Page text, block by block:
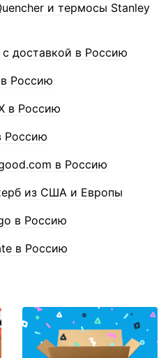
и термосы Stanley
доставкой в Россию
в Россию
в Россию
Россию
в Россию
из США и Европы
в Россию
в Россию